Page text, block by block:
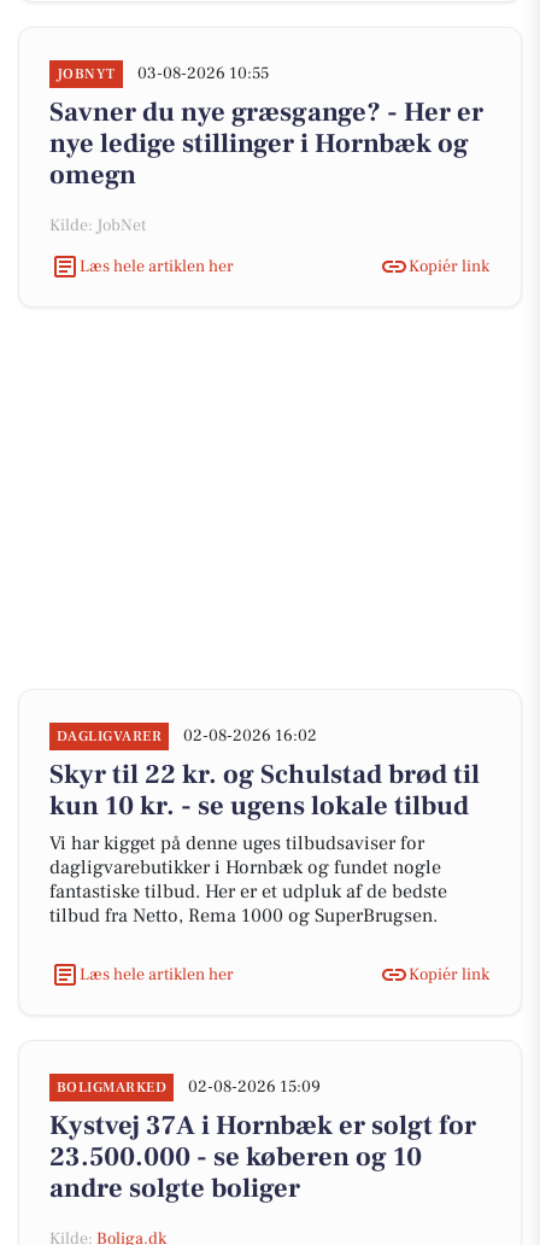
JOBNYT 03-08-2026 10:55
Savner du nye græsgange? - Her er
nye ledige stillinger i Hornbæk og
omegn
Kilde: JobNet
Læs hele artiklen her
Kopiér link
DAGLIGVARER 02-08-2026 16:02
Skyr til 22 kr. og Schulstad brød til
kun 10 kr. - se ugens lokale tilbud
Vi har kigget på denne uges tilbudsaviser for
dagligvarebutikker i Hornbæk og fundet nogle
fantastiske tilbud. Her er et udpluk af de bedste
tilbud fra Netto, Rema 1000 og SuperBrugsen.
Læs hele artiklen her Kopiér link
BOLIGMARKED 02-08-2026 15:09
Kystvej 37A i Hornbæk er solgt for
23.500.000 - se køberen og 10
andre solgte boliger
Kilde: Boliga.dk